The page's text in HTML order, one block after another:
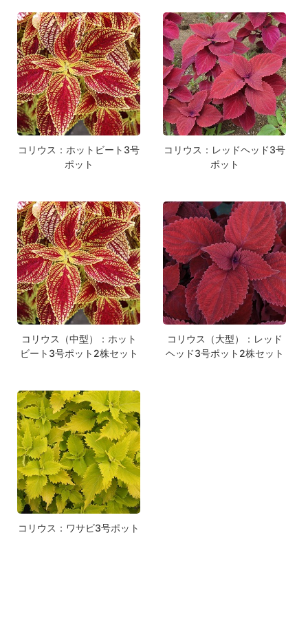
コリウス：ホットビート3号
ポット
コリウス：レッドヘッド3号
ポット
コリウス（中型）：ホット
ビート3号ポット2株セット
コリウス（大型）：レッド
ヘッド3号ポット2株セット
コリウス：ワサビ3号ポット